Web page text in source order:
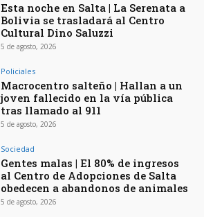
Esta noche en Salta | La Serenata a
Bolivia se trasladará al Centro
Cultural Dino Saluzzi
5 de agosto, 2026
Policiales
Macrocentro salteño | Hallan a un
joven fallecido en la vía pública
tras llamado al 911
5 de agosto, 2026
Sociedad
Gentes malas | El 80% de ingresos
al Centro de Adopciones de Salta
obedecen a abandonos de animales
5 de agosto, 2026